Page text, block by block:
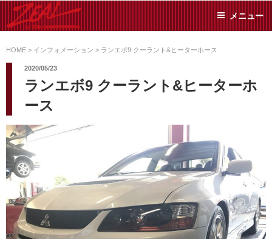
ン
ツ
ッ
プ
SUMIYAMA
た日常メンテから各種チ
ューニングまで、車に関
リーでお任せください!
メニュー
HOME > インフォメーション > ランエボ9 クーラント&ヒーターホース
2020/05/23
ランエボ9 クーラント&ヒーターホ
ース